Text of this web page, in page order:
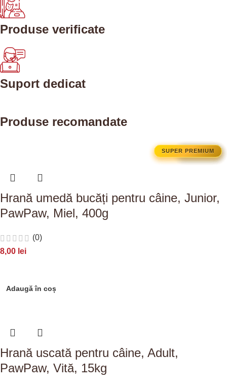
Produse verificate
Suport dedicat
Produse recomandate
PREMIUM
Hrană umedă bucăți pentru câine, Junior,
PawPaw, Miel, 400g
(0)
8,00 lei
Adaugă în coș
PREMIUM
Hrană uscată pentru câine, Adult,
PawPaw, Vită, 15kg
SUPER PREMIUM
SUPER PREMIUM
SUPER PREMIUM